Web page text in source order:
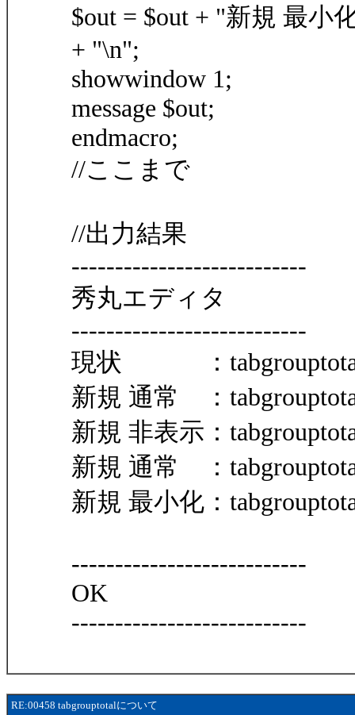
$out = $out + "新規 最小
+ "\n";
showwindow 1;
message $out;
endmacro;
//ここまで
//出力結果
---------------------------
秀丸エディタ
---------------------------
現状 ：
新規 通常 ：
新規 非表示：
新規 通常 ：
新規 最小化：
---------------------------
OK
---------------------------
RE:00458 tabgrouptotalについて